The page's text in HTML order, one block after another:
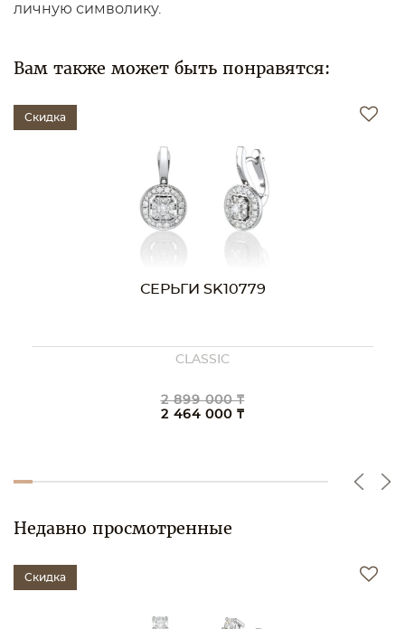
личную символику.
Вам также может быть понравятся:
Скидка
СЕРЬГИ SK10779
CLASSIC
2 899 000 ₸
2 464 000 ₸
Недавно просмотренные
Скидка